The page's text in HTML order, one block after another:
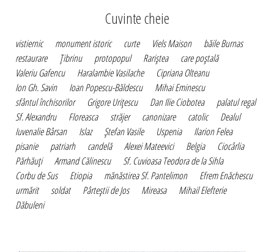
Cuvinte cheie
vistiernic monument istoric curte Viels Maison
băile Burnas
restaurare
Ţibrinu protopopul Rariştea
care poştală
Valeriu Gafencu
Haralambie Vasilache
Cipriana Olteanu
Ion Gh. Savin
Ioan Popescu-Băldescu
Mihai Eminescu
sfântul închisorilor
Grigore Uriţescu Dan Ilie Ciobotea
palatul regal
Sf. Alexandru
Floreasca străjer canonizare catolic
Dealul
Iuvenalie Bârsan
Islaz Ştefan Vasile Uspenia
Ilarion Felea
pisanie
patriarh candelă Alexei Mateevici Belgia
Ciocârlia
Părhăuţi
Armand Călinescu
Sf. Cuvioasa Teodora de la Sihla
Corbu de Sus
Etiopia mănăstirea Sf. Pantelimon
Efrem Enăchescu
urmărit
soldat Pârteştii de Jos Mireasa
Mihail Elefterie
Dăbuleni